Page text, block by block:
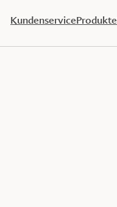
KundenserviceProdukte